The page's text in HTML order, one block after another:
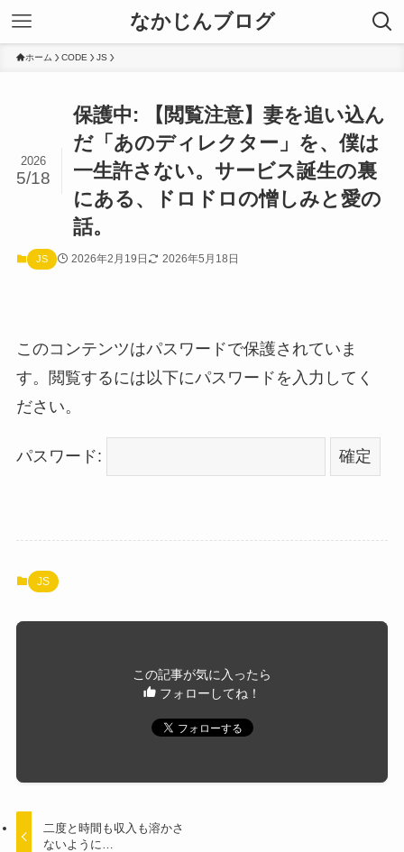
なかじんブログ
ホーム CODE JS
保護中: 【閲覧注意】妻を追い込ん
だ「あのディレクター」を、僕は
一生許さない。サービス誕生の裏
にある、ドロドロの憎しみと愛の
話。
2026
5/18
JS 2026年2月19日 2026年5月18日
このコンテンツはパスワードで保護されていま
す。閲覧するには以下にパスワードを入力してく
ださい。
パスワード:
JS
この記事が気に入ったら
フォローしてね！
二度と時間も収入も溶かさ
ないように…